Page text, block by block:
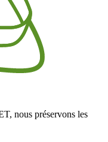
nous préservons les